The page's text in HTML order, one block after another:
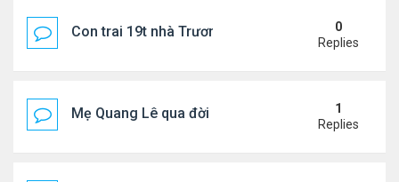
Con trai 19t nhà Trương Bá Chi - Tạ Đình Phong
0
Replies
Mẹ Quang Lê qua đời sau 2 năm đột quỵ. 1
Replies